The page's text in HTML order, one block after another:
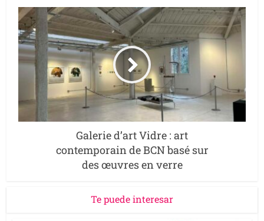
Galerie d’art Vidre : art
contemporain de BCN basé sur
des œuvres en verre
Te puede interesar